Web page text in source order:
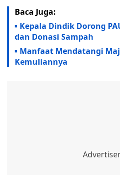
Baca Juga:
Kepala Dindik Dorong
dan Donasi Sampah
Manfaat Mendatangi
Kemuliannya